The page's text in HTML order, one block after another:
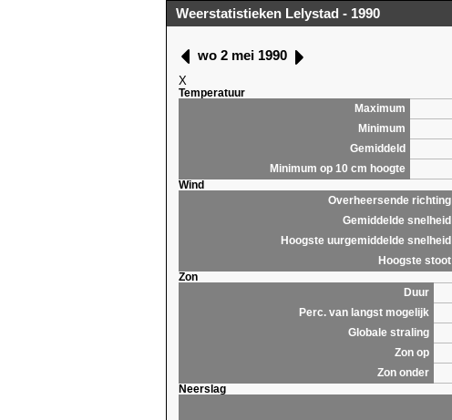
Weerstatistieken Lelystad - 1990
wo 2 mei 1990
X
Temperatuur
Maximum
Minimum
Gemiddeld
Minimum op 10 cm hoogte
Wind
Overheersende richting
Gemiddelde snelheid
Hoogste uurgemiddelde snelheid
Hoogste stoot
Zon
Duur
Perc. van langst mogelijk
Globale straling
Zon op
Zon onder
Neerslag